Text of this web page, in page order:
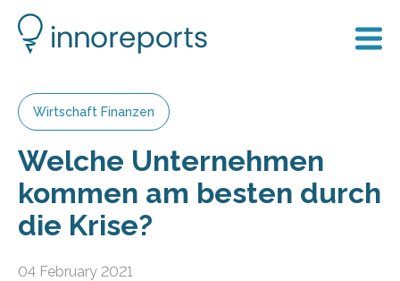
Wirtschaft Finanzen
Welche Unternehmen
kommen am besten durch
die Krise?
04 February 2021